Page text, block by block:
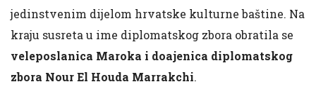
jedinstvenim dijelom hrvatske kulturne baštine. Na
kraju susreta u ime diplomatskog zbora obratila se
veleposlanica Maroka i doajenica diplomatskog
zbora Nour El Houda Marrakchi.